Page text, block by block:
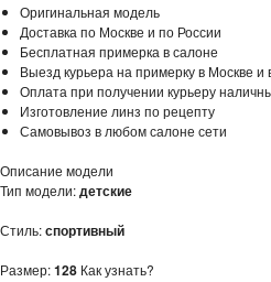
Оригинальная модель
Доставка по Москве и по России
Бесплатная примерка в салоне
Выезд курьера на примерку в Москве и
Оплата при получении курьеру
Изготовление линз по рецепту
Самовывоз в любом салоне сети
Описание модели
Тип модели:детские
Стиль:спортивный
Размер:128 Как узнать?